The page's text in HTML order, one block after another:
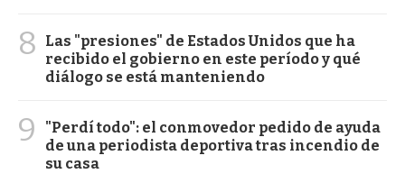
8
Las "presiones" de Estados Unidos que ha
recibido el gobierno en este período y qué
diálogo se está manteniendo
9
"Perdí todo": el conmovedor pedido de ayuda
de una periodista deportiva tras incendio de
su casa